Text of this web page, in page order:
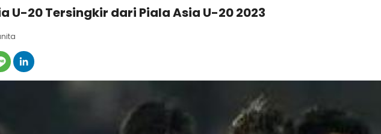
U-20 Tersingkir dari Piala Asia U-20 2023